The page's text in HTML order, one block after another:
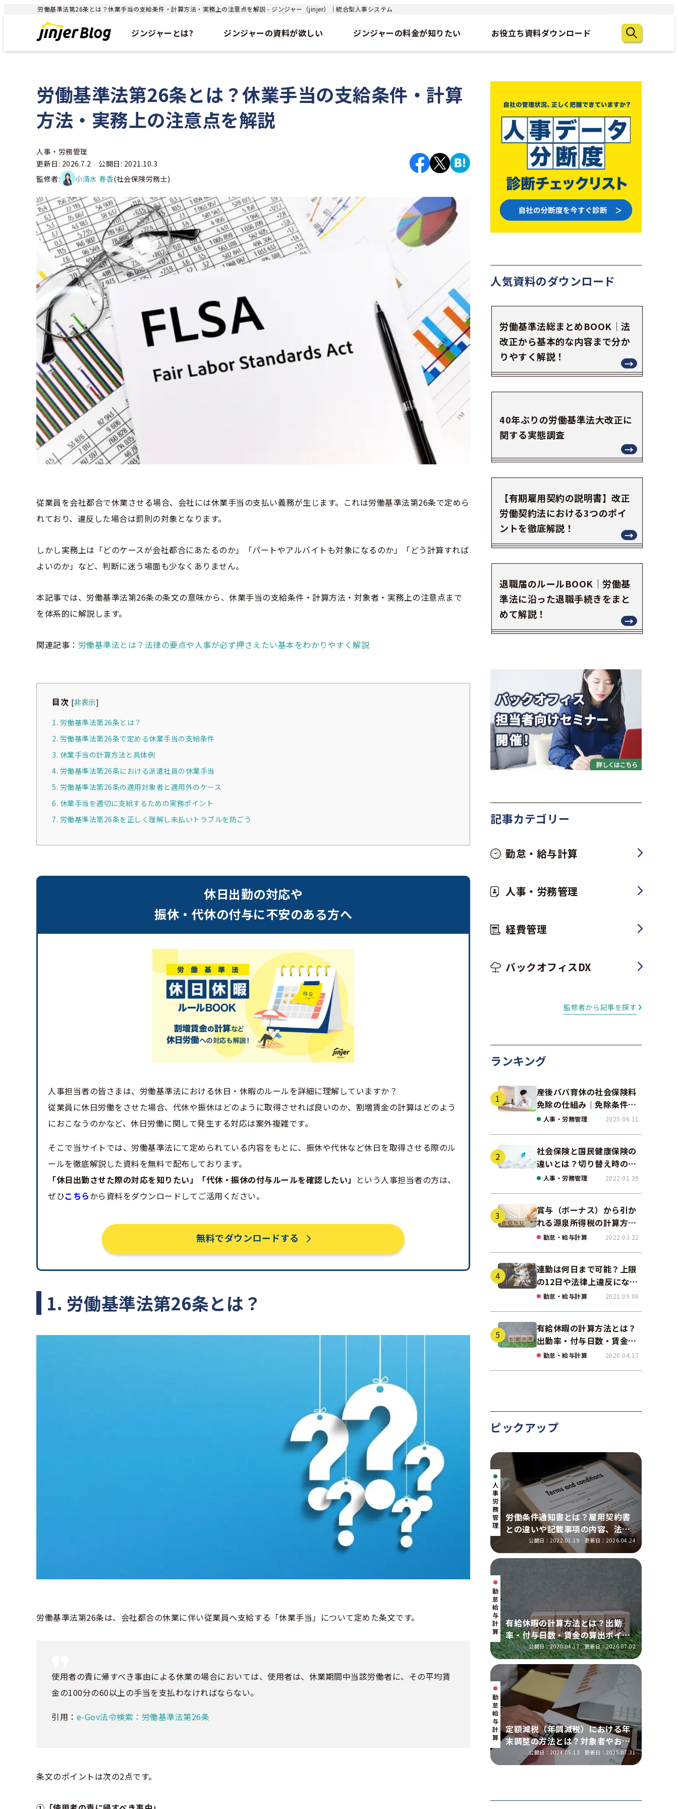
労働基準法第26条とは？休業手当の支給条件・計算方法・実務上の注意点を解説 - ジンジャー（jinjer）｜統合型人事システム
ジンジャーとは? ジンジャーの資料が欲しい ジンジャーの料金が知りたい お役立ち資料ダウンロード
労働基準法第26条とは？休業手当の支給条件・計算
方法・実務上の注意点を解説
人事・労務管理
更新日: 2026.7.2 公開日: 2021.10.3
監修者:
小清水 春香(社会保険労務士)
従業員を会社都合で休業させる場合、会社には休業手当の支払い義務が生じます。これは労働基準法第26条で定めら
れており、違反した場合は罰則の対象となります。
しかし実務上は「どのケースが会社都合にあたるのか」「パートやアルバイトも対象になるのか」「どう計算すれば
よいのか」など、判断に迷う場面も少なくありません。
本記事では、労働基準法第26条の条文の意味から、休業手当の支給条件・計算方法・対象者・実務上の注意点まで
を体系的に解説します。
関連記事： 労働基準法とは？法律の要点や人事が必ず押さえたい基本をわかりやすく解説
目次 [非表示]
1. 労働基準法第26条とは？
2. 労働基準法第26条で定める休業手当の支給条件
3. 休業手当の計算方法と具体例
4. 労働基準法第26条における派遣社員の休業手当
5. 労働基準法第26条の適用対象者と適用外のケース
6. 休業手当を適切に支給するための実務ポイント
7. 労働基準法第26条を正しく理解し未払いトラブルを防ごう
休日出勤の対応や
振休・代休の付与に不安のある方へ
人事担当者の皆さまは、労働基準法における休日・休暇のルールを詳細に理解していますか？
従業員に休日労働をさせた場合、代休や振休はどのように取得させれば良いのか、割増賃金の計算はどのよう
におこなうのかなど、休日労働に関して発生する対応は案外複雑です。
そこで当サイトでは、労働基準法にて定められている内容をもとに、振休や代休など休日を取得させる際のル
ールを徹底解説した資料を無料で配布しております。
「休日出勤させた際の対応を知りたい」「代休・振休の付与ルールを確認したい」 という人事担当者の方は、
ぜひこちらから資料をダウンロードしてご活用ください。
無料でダウンロードする
1. 労働基準法第26条とは？
労働基準法第26条は、会社都合の休業に伴い従業員へ支給する「休業手当」について定めた条文です。
使用者の責に帰すべき事由による休業の場合においては、使用者は、休業期間中当該労働者に、その平均賃
金の100分の60以上の手当を支払わなければならない。
引用： e-Gov法令検索：労働基準法第26条
条文のポイントは次の2点です。
人気資料のダウンロード
労働基準法総まとめBOOK｜法
改正から基本的な内容まで分か
りやすく解説！
40年ぶりの労働基準法大改正に
関する実態調査
【有期雇用契約の説明書】改正
労働契約法における3つのポイ
ントを徹底解説！
退職届のルールBOOK｜労働基
準法に沿った退職手続きをまと
めて解説！
記事カテゴリー
勤怠・給与計算
人事・労務管理
経費管理
バックオフィスDX
監修者から記事を探す
ランキング
産後パパ育休の社会保険料
免除の仕組み｜免除条件と
事例、手続きの注意点を解
人事・労務管理 2025.06.11
社会保険と国民健康保険の
違いとは？切り替え時の手
続きや任意継続について解
人事・労務管理 2022.01.29
賞与（ボーナス）から引か
れる源泉所得税の計算方法
をわかりやすく解説
勤怠・給与計算 2022.03.22
連勤は何日まで可能？上限
の12日や法律上違反になる
場合も解説
勤怠・給与計算 2021.09.06
有給休暇の計算方法とは？
出勤率・付与日数・賃金の
算出ポイントを実務に即し
勤怠・給与計算 2020.04.17
ピックアップ
人
事・
労
務
管
理
労働条件通知書とは？雇用契約書
との違いや記載事項の内容、法改
正の明示ルールを解説
公開日：2022.01.19 更新日：2026.04.24
勤
怠・
給
与
計
算
有給休暇の計算方法とは？出勤
率・付与日数・賃金の算出ポイン
トを実務に即して解説
公開日：2020.04.17 更新日：2026.07.02
勤
怠・
給
与
計
算
定額減税（年調減税）における年
末調整の方法とは？対象者やおこ
なう手順を解説
公開日：2024.05.13 更新日：2025.07.31